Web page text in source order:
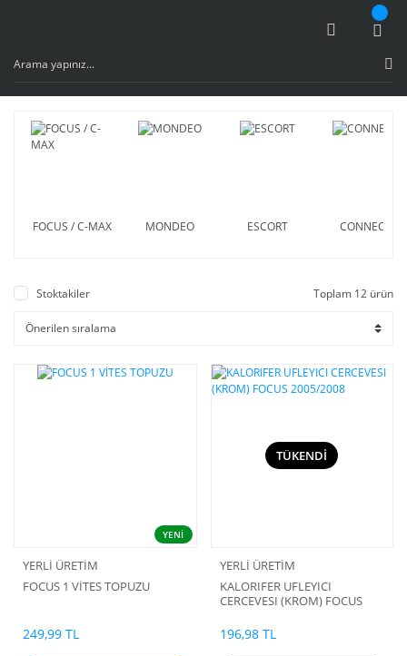
FOCUS / C-MAX MONDEO ESCORT CONNECT
Stoktakiler Toplam 12 ürün
YENİ
YERLİ ÜRETİM
FOCUS 1 VİTES TOPUZU
249,99 TL
TÜKENDİ
YERLİ ÜRETİM
KALORIFER UFLEYICI
CERCEVESI (KROM) FOCUS
196,98 TL